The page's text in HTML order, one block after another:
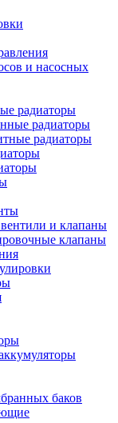
и насосных
радиаторы
радиаторы
радиаторы
и клапаны
клапаны
баков